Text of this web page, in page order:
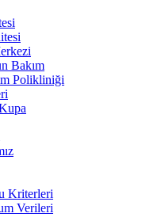
Bakım
Polikliniği
Kriterleri
Verileri